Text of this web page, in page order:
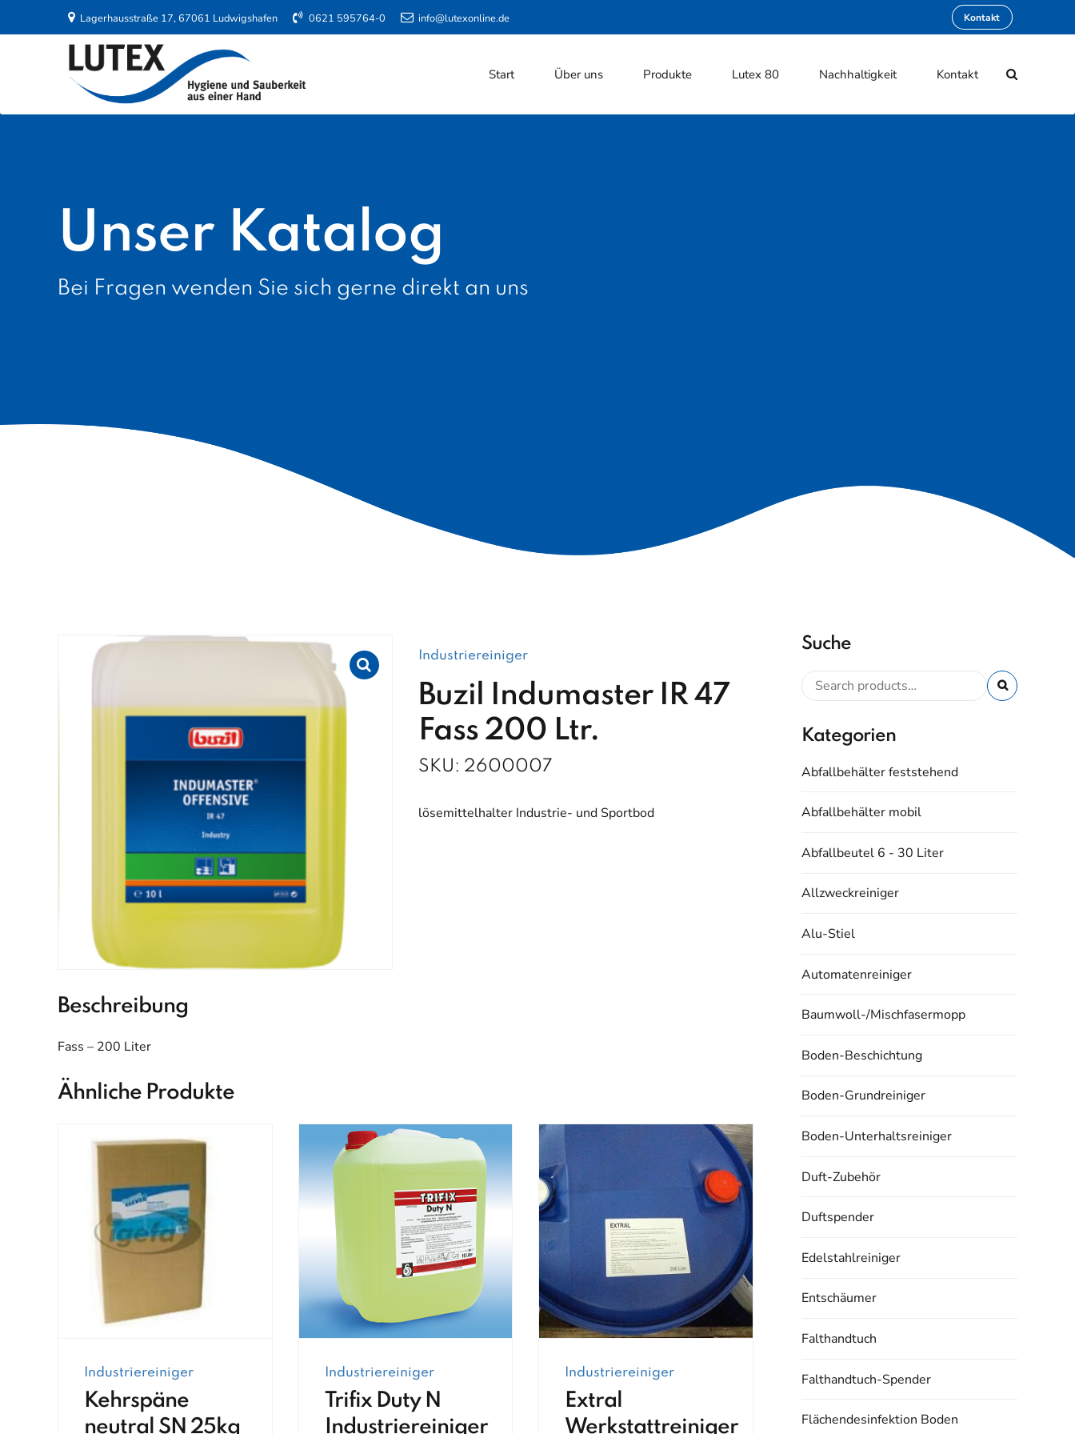
Lagerhausstraße 17, 67061 Ludwigshafen 0621 595764-0 info@lutexonline.de Kontakt
Start Über uns Produkte Lutex 80 Nachhaltigkeit Kontakt
Unser Katalog
Bei Fragen wenden Sie sich gerne direkt an uns
Industriereiniger
Buzil Indumaster IR 47
Fass 200 Ltr.
SKU: 2600007
lösemittelhalter Industrie- und Sportbod
Beschreibung
Fass – 200 Liter
Ähnliche Produkte
Industriereiniger
Kehrspäne
neutral SN 25kg
Industriereiniger
Trifix Duty N
Industriereiniger
Industriereiniger
Extral
Werkstattreiniger
Suche
Kategorien
Abfallbehälter feststehend
Abfallbehälter mobil
Abfallbeutel 6 - 30 Liter
Allzweckreiniger
Alu-Stiel
Automatenreiniger
Baumwoll-/Mischfasermopp
Boden-Beschichtung
Boden-Grundreiniger
Boden-Unterhaltsreiniger
Duft-Zubehör
Duftspender
Edelstahlreiniger
Entschäumer
Falthandtuch
Falthandtuch-Spender
Flächendesinfektion Boden